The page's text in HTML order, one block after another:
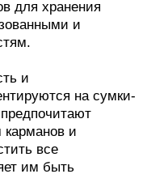
для хранения
и
и
на сумки-
и
все
им быть